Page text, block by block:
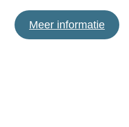
Meer informatie